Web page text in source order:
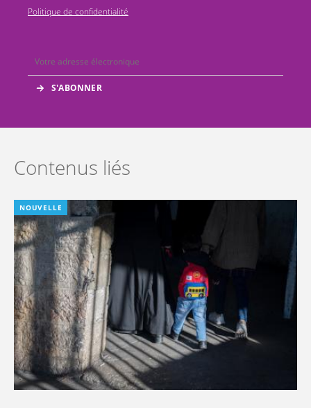
Politique de confidentialité
Contenus liés
NOUVELLE